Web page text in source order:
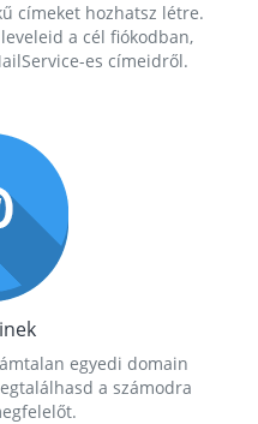
címeket hozhatsz létre.
a cél fiókodban,
es címeidről.
egyedi domain
a számodra